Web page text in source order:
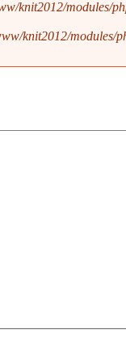
knit2012/modules/
knit2012/modules/